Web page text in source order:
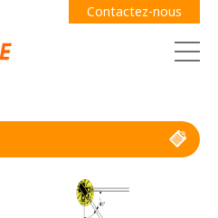
Contactez-nous